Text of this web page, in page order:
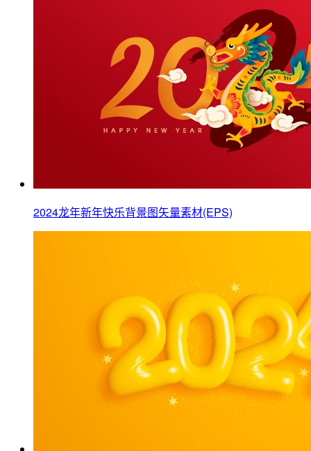
2024龙年新年快乐背景图矢量素材(EPS)